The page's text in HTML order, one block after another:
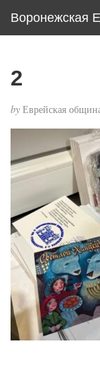
Воронежская
2
by Еврейская